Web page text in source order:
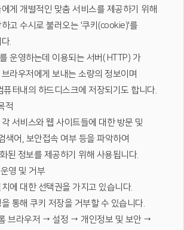
게 개별적인 맞춤 서비스를 제공하기 위해
고 수시로 불러오는 '쿠키(cookie)'를
.
운영하는데 이용되는 서버( HTTP) 가
라우저에게 보내는 소량의 정보이며
퓨터내의 하드디스크에 저장되기도 합니다.
적
서비스와 웹 사이트들에 대한 방문 및
색어, 보안접속 여부 등을 파악하여
된 정보를 제공하기 위해 사용됩니다.
영 및 거부
에 대한 선택권을 가지고 있습니다.
통해 쿠키 저장을 거부할 수 있습니다.
브라우저 → 설정 → 개인정보 및 보안 →